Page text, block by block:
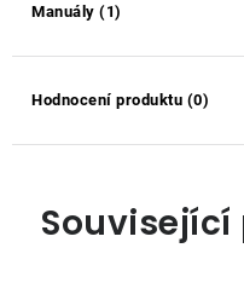
Manuály (1)
Hodnocení produktu (0)